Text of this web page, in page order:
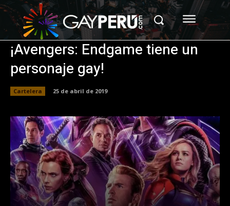
¡Avengers: Endgame tiene un
personaje gay!
Cartelera 25 de abril de 2019